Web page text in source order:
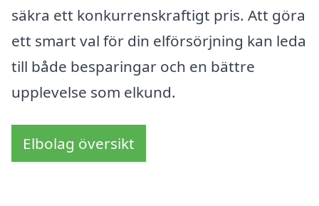
säkra ett konkurrenskraftigt pris. Att göra
ett smart val för din elförsörjning kan leda
till både besparingar och en bättre
upplevelse som elkund.
Elbolag översikt